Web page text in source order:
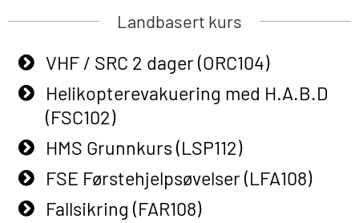
Airpocket with E-learning (English)
Additional Basic Safety Training for
the Norwegian Sector (OBS117)
Grunnleggende Sikkerhetskurs –
Rep. for helikoptermannskap inkl.
HABD (FSC122)
Påbygging fra Offshore Norge til
Passasjer- og Krisehåndtering
STCW Grunnleggende
sikkerhetsopplæring for fiskere
(MBSBLE031)
STCW Grunnleggende
sikkerhetsopplæring for fiskere
oppdatering (MBSBLE032)
Landbasert kurs
VHF / SRC 2 dager (ORC104)
Helikopterevakuering med H.A.B.D
(FSC102)
HMS Grunnkurs (LSP112)
FSE Førstehjelpsøvelser (LFA108)
Fallsikring (FAR108)